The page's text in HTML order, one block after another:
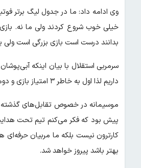
وی ادامه داد: ما در جدول لیگ برتر
بدانند درست است بازی بزرگی است
داریم لذا اول به خاطر ۳ امتیاز بازی و دوم به خاطر روحیه و غرور تیم باید به میدان بروند.
پیش بود که فکر می‌کنم تیم تحت
کارترون نیست بلکه ما مربیان حرفه‌ای
بهتر باشد پیروز خواهد شد.